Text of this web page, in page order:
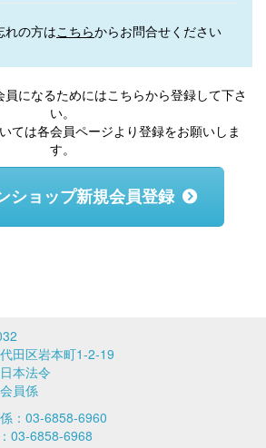
れの方はこちらからお問合せください
になるためにはこちらから登録して下さ
い。
ては各会員ページより登録をお願いしま
す。
ショップ新規会員登録
田区岩本町1-2-19
本法令
員係
：03-6858-6960
03-6858-6968